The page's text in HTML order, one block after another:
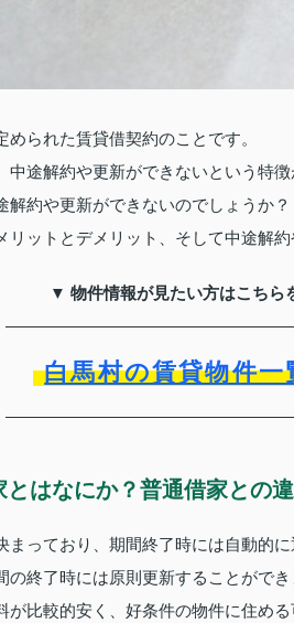
られた賃貸借契約のことです。
途解約や更新ができないという特徴
解約や更新ができないのでしょうか？
リットとデメリット、そして中途解
▼ 物件情報が見たい方はこちら
白馬村の賃貸物件一
はなにか？普通借家との
っており、期間終了時には自動的に
終了時には原則更新することができ
比較的安く、好条件の物件に住める